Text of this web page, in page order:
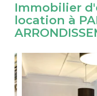
Immobilier
location à